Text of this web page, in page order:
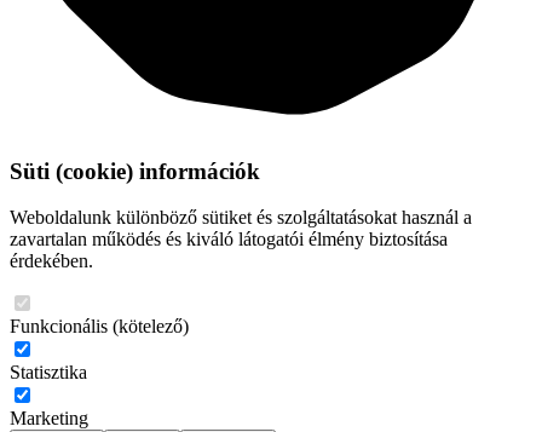
Süti (cookie) információk
Weboldalunk különböző sütiket és szolgáltatásokat használ a
zavartalan működés és kiváló látogatói élmény biztosítása
érdekében.
Funkcionális (kötelező)
Statisztika
Marketing